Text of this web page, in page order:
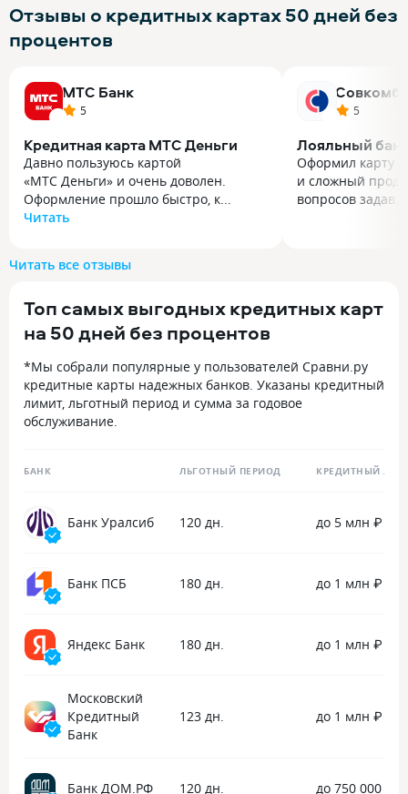
Отзывы о кредитных картах 50 дней без
процентов
МТС Банк
5
Кредитная карта МТС Деньги
Давно пользуюсь картой
«МТС Деньги» и очень доволен.
Оформление прошло быстро, к...
Читать
Оформление прошло быстро, карту
радует система кешбэка: бонусы
реально начисляются, и их удобно
тратить — например, на оплату связи
МТС или покупки в экосистеме.
Приложение банка понятное, все
операции видны в истории, ничего
не теряется. Обслуживание
для повседневных трат и помогает
5
Лояльный
Оформил карту
и сложный
вопросов
количество
Из минусов
тратам 10
минимум
навстречу.
Читать все отзывы
Топ самых выгодных кредитных карт
на 50 дней без процентов
*Мы собрали популярные у пользователей Сравни.ру
кредитные карты надежных банков. Указаны кредитный
лимит, льготный период и сумма за годовое
обслуживание.
БАНК ЛЬГОТНЫЙ ПЕРИОД КРЕДИТНЫЙ
Банк Уралсиб 120 дн. до 5 млн ₽
Банк ПСБ 180 дн. до 1 млн ₽
Яндекс Банк 180 дн. до 1 млн ₽
Московский
Кредитный
Банк
123 дн. до 1 млн ₽
Банк ДОМ.РФ 120 дн. до 750 000 ₽